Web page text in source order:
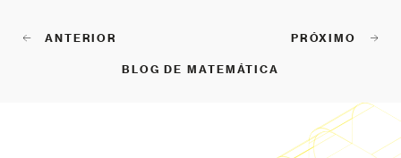
ANTERIOR
BLOG DE MATEMÁTICA
PRÓXIMO